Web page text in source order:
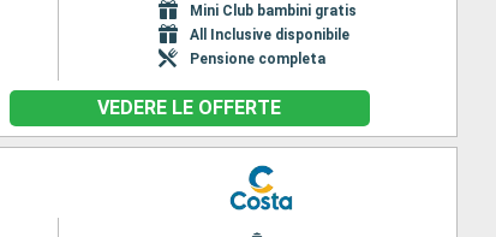
Mini Club bambini gratis
All Inclusive disponibile
Pensione completa
VEDERE LE OFFERTE